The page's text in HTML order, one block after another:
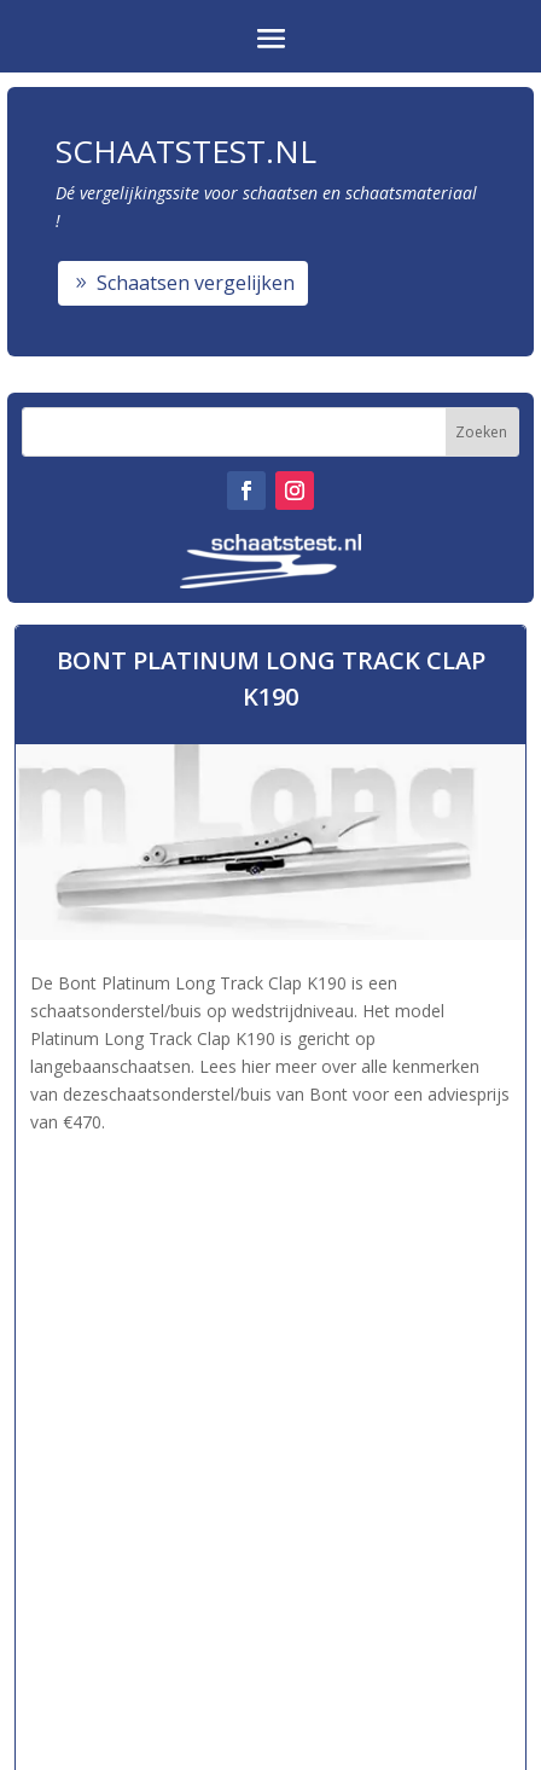
SCHAATSTEST.NL
Dé vergelijkingssite voor schaatsen en schaatsmateriaal
!
Schaatsen vergelijken
BONT PLATINUM LONG TRACK CLAP
K190
De Bont Platinum Long Track Clap K190 is een
schaatsonderstel/buis op wedstrijdniveau. Het model
Platinum Long Track Clap K190 is gericht op
langebaanschaatsen. Lees hier meer over alle kenmerken
van dezeschaatsonderstel/buis van Bont voor een adviesprijs
van €470.